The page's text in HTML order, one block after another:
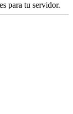
para tu servidor.